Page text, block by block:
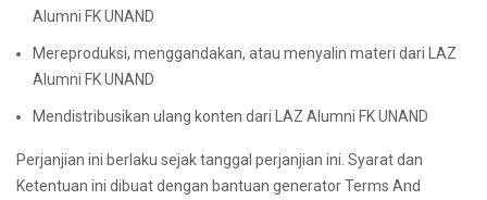
Alumni FK UNAND
Mereproduksi, menggandakan, atau menyalin materi dari LAZ
Alumni FK UNAND
Mendistribusikan ulang konten dari LAZ Alumni FK UNAND
Perjanjian ini berlaku sejak tanggal perjanjian ini. Syarat dan
Ketentuan ini dibuat dengan bantuan generator Terms And